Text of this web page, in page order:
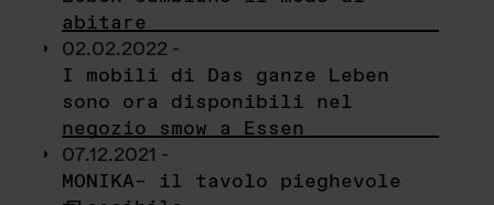
abitare
02.02.2022 -
I mobili di Das ganze Leben
sono ora disponibili nel
negozio smow a Essen
07.12.2021 -
MONIKA– il tavolo pieghevole